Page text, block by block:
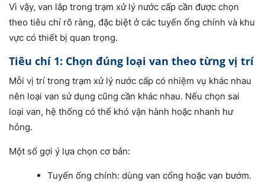
Vì vậy, van lắp trong trạm xử lý nước cấp cần được chọn
theo tiêu chí rõ ràng, đặc biệt ở các tuyến ống chính và khu
vực có thiết bị quan trọng.
Tiêu chí 1: Chọn đúng loại van theo từng vị trí
Mỗi vị trí trong trạm xử lý nước cấp có nhiệm vụ khác nhau
nên loại van sử dụng cũng cần khác nhau. Nếu chọn sai
loại van, hệ thống có thể khó vận hành hoặc nhanh hư
hỏng.
Một số gợi ý lựa chọn cơ bản:
Tuyến ống chính: dùng van cổng hoặc van bướm.